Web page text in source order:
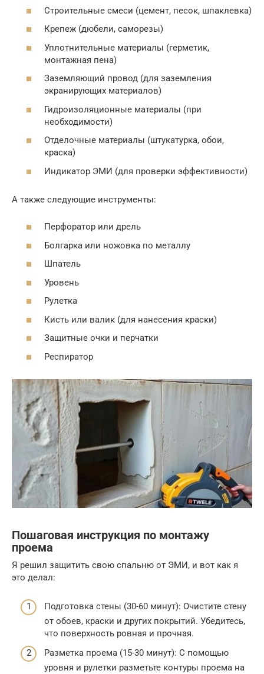
Строительные смеси (цемент, песок, шпаклевка)
Крепеж (дюбели, саморезы)
Уплотнительные материалы (герметик,
монтажная пена)
Заземляющий провод (для заземления
экранирующих материалов)
Гидроизоляционные материалы (при
необходимости)
Отделочные материалы (штукатурка, обои,
краска)
Индикатор ЭМИ (для проверки эффективности)
А также следующие инструменты:
Перфоратор или дрель
Болгарка или ножовка по металлу
Шпатель
Уровень
Рулетка
Кисть или валик (для нанесения краски)
Защитные очки и перчатки
Респиратор
Пошаговая инструкция по монтажу
проема
Я решил защитить свою спальню от ЭМИ, и вот как я
это делал:
Подготовка стены (30-60 минут): Очистите стену
от обоев, краски и других покрытий. Убедитесь,
что поверхность ровная и прочная.
Разметка проема (15-30 минут): С помощью
уровня и рулетки разметьте контуры проема на